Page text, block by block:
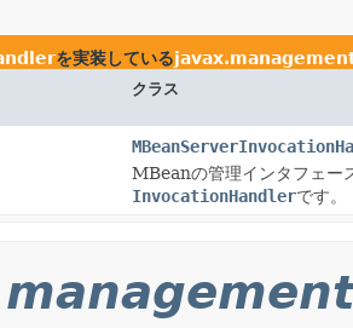
を実装している
クラス
MBeanの管理インタフェー
InvocationHandlerです。